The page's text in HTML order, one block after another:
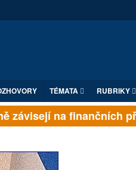
TÉMATA RUBRIKY
na finančních